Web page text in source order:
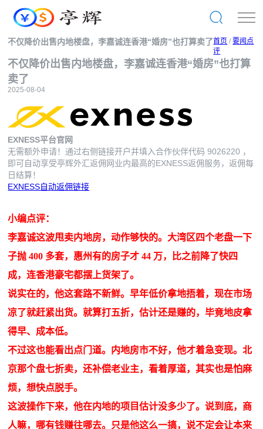
不仅降价出售内地楼盘，李嘉诚连香港“婚房”也打算卖了首页 /要闻点
评
不仅降价出售内地楼盘，李嘉诚连香港“婚房”也打算
卖了
2025-08-04
EXNESS平台官网
无需额外申请！通过右侧链接开户并填入合作伙伴代码9026220 ，
即可自动享受亭辉外汇返佣网业内最高的EXNESS返佣服务，返佣每
日结算！
EXNESS自动返佣链接
小编点评：
李嘉诚这波甩卖内地房，动作够快的。大湾区四个老盘一下
子抛 400 多套，惠州有的房子才 44 万，比之前降了快四
成，连香港豪宅都摆上货架了。
说实在的，他这套路不新鲜。早年低价拿地捂着，现在市场
凉了就赶紧出货。就算打五折，估计还是赚的，毕竟地皮拿
得早、成本低。
不过这也能看出点门道。内地房市不好，他才着急变现。北
京那个盘七折卖，还补偿老业主，看着厚道，其实也是怕麻
烦，想快点脱手。
这波操作下来，他在内地的项目估计没多少了。说到底，商
人嘛，哪有钱赚往哪去。只是他这么一搞，说不定会让本来